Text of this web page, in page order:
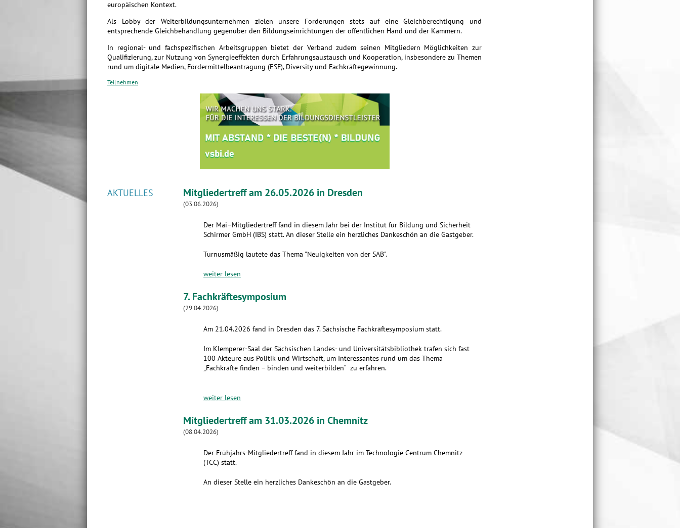
europäischen Kontext.
Als Lobby der Weiterbildungsunternehmen zielen unsere Forderungen stets auf eine Gleichberechtigung und
entsprechende Gleichbehandlung gegenüber den Bildungseinrichtungen der öffentlichen Hand und der Kammern.
In regional- und fachspezifischen Arbeitsgruppen bietet der Verband zudem seinen Mitgliedern Möglichkeiten zur
Qualifizierung, zur Nutzung von Synergieeffekten durch Erfahrungsaustausch und Kooperation, insbesondere zu Themen
rund um digitale Medien, Fördermittelbeantragung (ESF), Diversity und Fachkräftegewinnung.
Teilnehmen
AKTUELLES Mitgliedertreff am 26.05.2026 in Dresden
(03.06.2026)
Der Mai–Mitgliedertreff fand in diesem Jahr bei der Institut für Bildung und Sicherheit
Schirmer GmbH (IBS) statt. An dieser Stelle ein herzliches Dankeschön an die Gastgeber.
Turnusmäßig lautete das Thema "Neuigkeiten von der SAB".
weiter lesen
7. Fachkräftesymposium
(29.04.2026)
Am 21.04.2026 fand in Dresden das 7. Sächsische Fachkräftesymposium statt.
Im Klemperer-Saal der Sächsischen Landes- und Universitätsbibliothek trafen sich fast
100 Akteure aus Politik und Wirtschaft, um Interessantes rund um das Thema
„Fachkräfte finden – binden und weiterbilden“ zu erfahren.
weiter lesen
Mitgliedertreff am 31.03.2026 in Chemnitz
(08.04.2026)
Der Frühjahrs-Mitgliedertreff fand in diesem Jahr im Technologie Centrum Chemnitz
(TCC) statt.
An dieser Stelle ein herzliches Dankeschön an die Gastgeber.